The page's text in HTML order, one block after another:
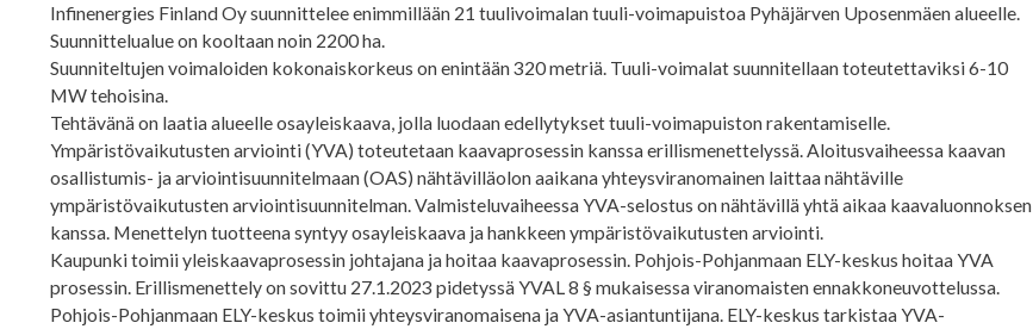
Infinenergies Finland Oy suunnittelee enimmillään 21 tuulivoimalan tuuli-voimapuistoa Pyhäjärven Uposenmäen alueelle.
Suunnittelualue on kooltaan noin 2200 ha.
Suunniteltujen voimaloiden kokonaiskorkeus on enintään 320 metriä. Tuuli-voimalat suunnitellaan toteutettaviksi 6-10
MW tehoisina.
Tehtävänä on laatia alueelle osayleiskaava, jolla luodaan edellytykset tuuli-voimapuiston rakentamiselle.
Ympäristövaikutusten arviointi (YVA) toteutetaan kaavaprosessin kanssa erillismenettelyssä. Aloitusvaiheessa kaavan
osallistumis- ja arviointisuunnitelmaan (OAS) nähtävilläolon aaikana yhteysviranomainen laittaa nähtäville
ympäristövaikutusten arviointisuunnitelman. Valmisteluvaiheessa YVA-selostus on nähtävillä yhtä aikaa kaavaluonnoksen
kanssa. Menettelyn tuotteena syntyy osayleiskaava ja hankkeen ympäristövaikutusten arviointi.
Kaupunki toimii yleiskaavaprosessin johtajana ja hoitaa kaavaprosessin. Pohjois-Pohjanmaan ELY-keskus hoitaa YVA
prosessin. Erillismenettely on sovittu 27.1.2023 pidetyssä YVAL 8 § mukaisessa viranomaisten ennakkoneuvottelussa.
Pohjois-Pohjanmaan ELY-keskus toimii yhteysviranomaisena ja YVA-asiantuntijana. ELY-keskus tarkistaa YVA-